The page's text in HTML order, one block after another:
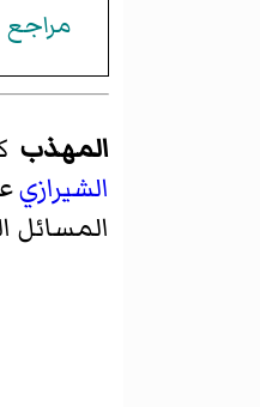
مراجع
المهذب
الشيرازي
المسائل